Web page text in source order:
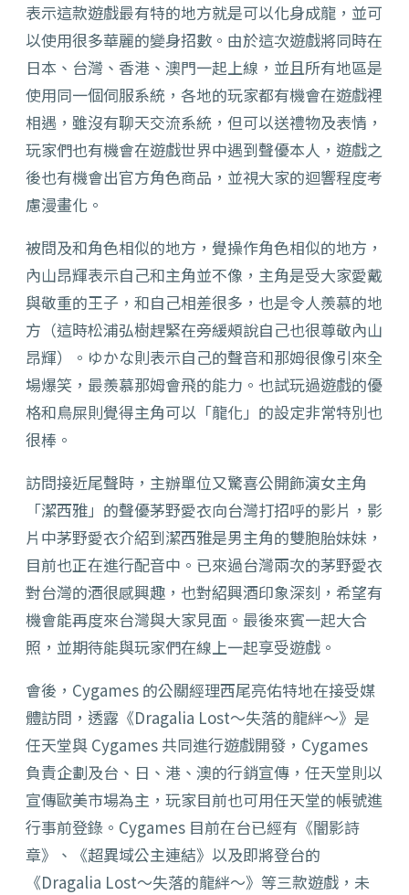
表示這款遊戲最有特的地方就是可以化身成龍，並可
以使用很多華麗的變身招數。由於這次遊戲將同時在
日本、台灣、香港、澳門一起上線，並且所有地區是
使用同一個伺服系統，各地的玩家都有機會在遊戲裡
相遇，雖沒有聊天交流系統，但可以送禮物及表情，
玩家們也有機會在遊戲世界中遇到聲優本人，遊戲之
後也有機會出官方角色商品，並視大家的迴響程度考
慮漫畫化。
被問及和角色相似的地方，覺操作角色相似的地方，
內山昂輝表示自己和主角並不像，主角是受大家愛戴
與敬重的王子，和自己相差很多，也是令人羨慕的地
方（這時松浦弘樹趕緊在旁緩頰說自己也很尊敬內山
昂輝）。ゆかな則表示自己的聲音和那姆很像引來全
場爆笑，最羨慕那姆會飛的能力。也試玩過遊戲的優
格和鳥屎則覺得主角可以「龍化」的設定非常特別也
很棒。
訪問接近尾聲時，主辦單位又驚喜公開飾演女主角
「潔西雅」的聲優茅野愛衣向台灣打招呼的影片，影
片中茅野愛衣介紹到潔西雅是男主角的雙胞胎妹妹，
目前也正在進行配音中。已來過台灣兩次的茅野愛衣
對台灣的酒很感興趣，也對紹興酒印象深刻，希望有
機會能再度來台灣與大家見面。最後來賓一起大合
照，並期待能與玩家們在線上一起享受遊戲。
會後，Cygames 的公關經理西尾亮佑特地在接受媒
體訪問，透露《Dragalia Lost～失落的龍絆～》是
任天堂與 Cygames 共同進行遊戲開發，Cygames
負責企劃及台、日、港、澳的行銷宣傳，任天堂則以
宣傳歐美市場為主，玩家目前也可用任天堂的帳號進
行事前登錄。Cygames 目前在台已經有《闇影詩
章》、《超異域公主連結》以及即將登台的
《Dragalia Lost～失落的龍絆～》等三款遊戲，未